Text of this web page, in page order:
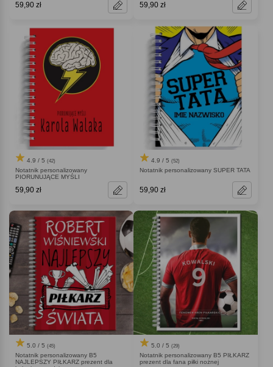
59,90 zł 59,90 zł
4.9 / 5 (42)
Notatnik personalizowany
PIORUNUJĄCE MYŚLI
59,90 zł
4.9 / 5 (52)
Notatnik personalizowany SUPER TATA
59,90 zł
5.0 / 5 (45)
Notatnik personalizowany B5
NAJLEPSZY PIŁKARZ prezent dla
5.0 / 5 (29)
Notatnik personalizowany B5 PIŁKARZ
prezent dla fana piłki nożnej